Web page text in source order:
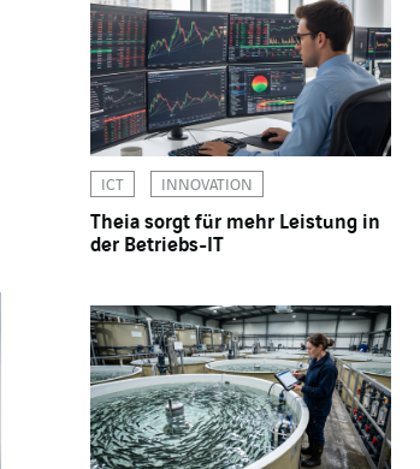
ICT INNOVATION
Theia sorgt für mehr Leistung in
der Betriebs-IT